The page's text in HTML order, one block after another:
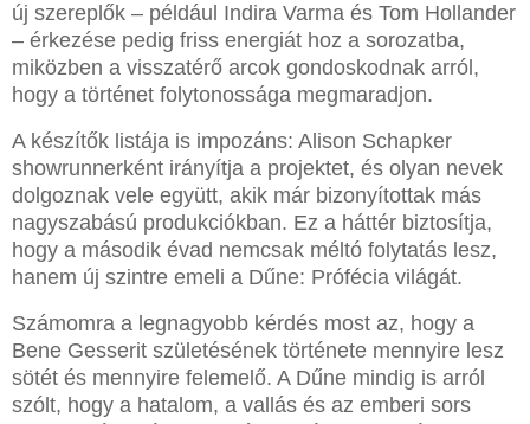
új szereplők – például Indira Varma és Tom Hollander
– érkezése pedig friss energiát hoz a sorozatba,
miközben a visszatérő arcok gondoskodnak arról,
hogy a történet folytonossága megmaradjon.
A készítők listája is impozáns: Alison Schapker
showrunnerként irányítja a projektet, és olyan nevek
dolgoznak vele együtt, akik már bizonyítottak más
nagyszabású produkciókban. Ez a háttér biztosítja,
hogy a második évad nemcsak méltó folytatás lesz,
hanem új szintre emeli a Dűne: Prófécia világát.
Számomra a legnagyobb kérdés most az, hogy a
Bene Gesserit születésének története mennyire lesz
sötét és mennyire felemelő. A Dűne mindig is arról
szólt, hogy a hatalom, a vallás és az emberi sors